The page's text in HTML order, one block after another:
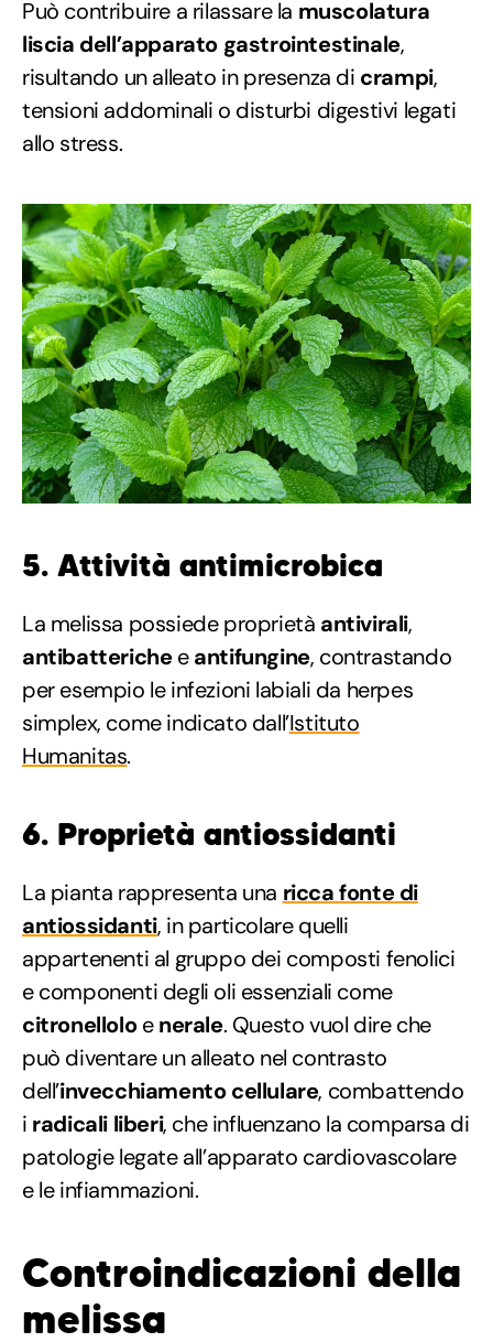
Può contribuire a rilassare la muscolatura
liscia dell’apparato gastrointestinale,
risultando un alleato in presenza di crampi,
tensioni addominali o disturbi digestivi legati
allo stress.
5. Attività antimicrobica
La melissa possiede proprietà antivirali,
antibattericheeantifungine, contrastando
per esempio le infezioni labiali da herpes
simplex, come indicato dall’Istituto
Humanitas.
6. Proprietà antiossidanti
La pianta rappresenta una ricca fonte di
antiossidanti, in particolare quelli
appartenenti al gruppo dei composti fenolici
e componenti degli oli essenziali come
citronelloloenerale. Questo vuol dire che
può diventare un alleato nel contrasto
dell’invecchiamento cellulare, combattendo
i radicali liberi, che influenzano la comparsa di
patologie legate all’apparato cardiovascolare
e le infiammazioni.
Controindicazioni della
melissa